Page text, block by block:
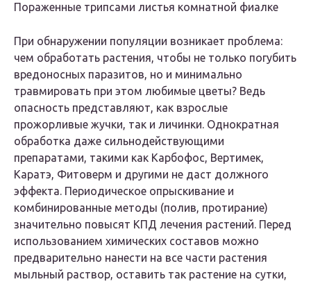
Пораженные трипсами листья комнатной фиалке
При обнаружении популяции возникает проблема:
чем обработать растения, чтобы не только погубить
вредоносных паразитов, но и минимально
травмировать при этом любимые цветы? Ведь
опасность представляют, как взрослые
прожорливые жучки, так и личинки. Однократная
обработка даже сильнодействующими
препаратами, такими как Карбофос, Вертимек,
Каратэ, Фитоверм и другими не даст должного
эффекта. Периодическое опрыскивание и
комбинированные методы (полив, протирание)
значительно повысят КПД лечения растений. Перед
использованием химических составов можно
предварительно нанести на все части растения
мыльный раствор, оставить так растение на сутки,